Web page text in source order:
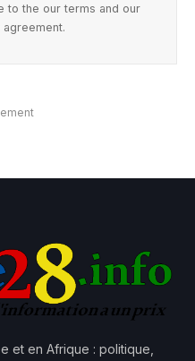
to the our terms and our
agreement.
et en Afrique : politique,